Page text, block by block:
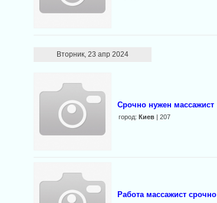
Вторник, 23 апр 2024
Срочно нужен массажист
город:Киев | 207
Работа массажист срочно